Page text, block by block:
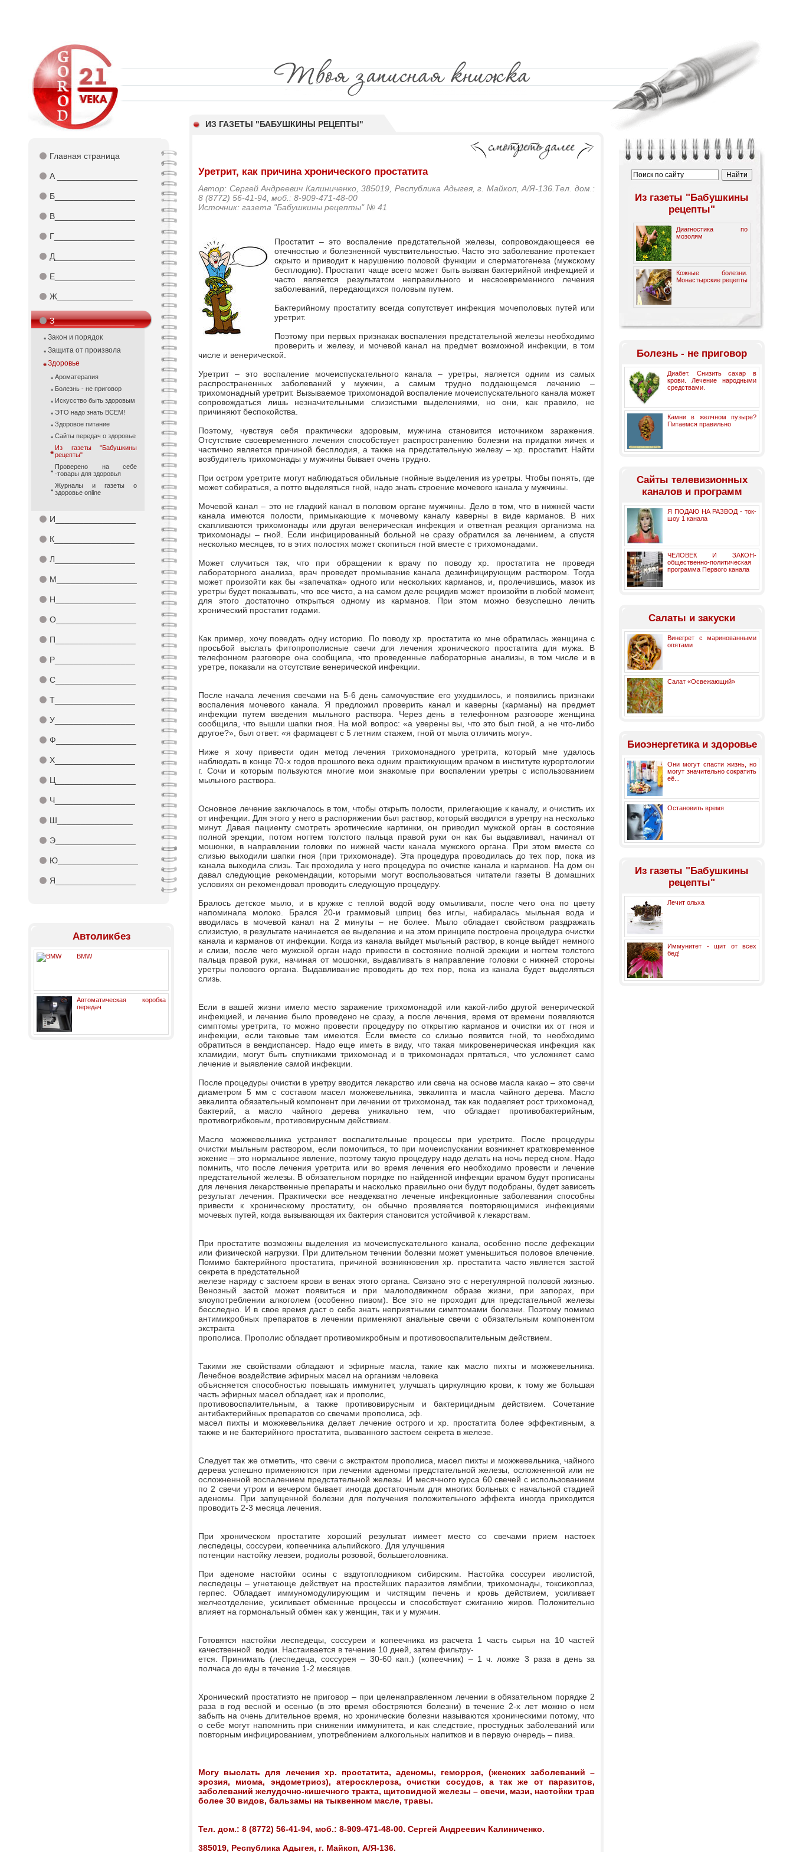
ИЗ ГАЗЕТЫ "БАБУШКИНЫ РЕЦЕПТЫ"
⚫ Главная страница
⚫ А _________________
⚫ Б_________________
⚫ В_________________
⚫ Г_________________
⚫ Д_________________
⚫ Е_________________
⚫ Ж________________
⚫З_________________
Закон и порядок
Защита от произвола
Здоровье
Ароматерапия
Болезнь - не приговор
Искусство быть здоровым
ЭТО надо знать ВСЕМ!
Здоровое питание
Сайты передач о здоровье
Из газеты "Бабушкины
рецепты"
Проверено на себе
-товары для здоровья
Журналы и газеты о
здоровье online
⚫ И_________________
⚫ К_________________
⚫ Л_________________
⚫ М_________________
⚫ Н_________________
⚫ О_________________
⚫ П_________________
⚫ Р_________________
⚫ С_________________
⚫ Т_________________
⚫ У_________________
⚫ Ф_________________
⚫ Х_________________
⚫ Ц_________________
⚫ Ч_________________
⚫ Ш________________
⚫ Э_________________
⚫ Ю_________________
⚫ Я_________________
Автоликбез
BMW
Автоматическая коробка
передач
Уретрит, как причина хронического простатита
Автор: Сергей Андреевич Калиниченко, 385019, Республика Адыгея, г. Майкоп, А/Я-136.Тел. дом.:
8 (8772) 56-41-94, моб.: 8-909-471-48-00
Источник: газета "Бабушкины рецепты" № 41
Простатит – это воспаление предстательной железы, сопровождающееся ее
отечностью и болезненной чувствительностью. Часто это заболевание протекает
скрыто и приводит к нарушению половой функции и сперматогенеза (мужскому
бесплодию). Простатит чаще всего может быть вызван бактерийной инфекцией и
часто является результатом неправильного и несвоевременного лечения
заболеваний, передающихся половым путем.
Бактерийному простатиту всегда сопутствует инфекция мочеполовых путей или
уретрит.
Поэтому при первых признаках воспаления предстательной железы необходимо
проверить и железу, и мочевой канал на предмет возможной инфекции, в том
числе и венерической.
Уретрит – это воспаление мочеиспускательного канала – уретры, является одним из самых
распространенных заболеваний у мужчин, а самым трудно поддающемся лечению –
трихомонадный уретрит. Вызываемое трихомонадой воспаление мочеиспускательного канала может
сопровождаться лишь незначительными слизистыми выделениями, но они, как правило, не
причиняют беспокойства.
Поэтому, чувствуя себя практически здоровым, мужчина становится источником заражения.
Отсутствие своевременного лечения способствует распространению болезни на придатки яичек и
частично является причиной бесплодия, а также на предстательную железу – хр. простатит. Найти
возбудитель трихомонады у мужчины бывает очень трудно.
При остром уретрите могут наблюдаться обильные гнойные выделения из уретры. Чтобы понять, где
может собираться, а потто выделяться гной, надо знать строение мочевого канала у мужчины.
Мочевой канал – это не гладкий канал в половом органе мужчины. Дело в том, что в нижней части
канала имеются полости, примыкающие к мочевому каналу каверны в виде карманов. В них
скапливаются трихомонады или другая венерическая инфекция и ответная реакция организма на
трихомонады – гной. Если инфицированный больной не сразу обратился за лечением, а спустя
несколько месяцев, то в этих полостях может скопиться гной вместе с трихомонадами.
Может случиться так, что при обращении к врачу по поводу хр. простатита не проведя
лабораторного анализа, врач проведет промывание канала дезинфицирующим раствором. Тогда
может произойти как бы «запечатка» одного или нескольких карманов, и, пролечившись, мазок из
уретры будет показывать, что все чисто, а на самом деле рецидив может произойти в любой момент,
для этого достаточно открыться одному из карманов. При этом можно безуспешно лечить
хронический простатит годами.
Как пример, хочу поведать одну историю. По поводу хр. простатита ко мне обратилась женщина с
просьбой выслать фитопрополисные свечи для лечения хронического простатита для мужа. В
телефонном разговоре она сообщила, что проведенные лабораторные анализы, в том числе и в
уретре, показали на отсутствие венерической инфекции.
После начала лечения свечами на 5-6 день самочувствие его ухудшилось, и появились признаки
воспаления мочевого канала. Я предложил проверить канал и каверны (карманы) на предмет
инфекции путем введения мыльного раствора. Через день в телефонном разговоре женщина
сообщила, что вышли шапки гноя. На мой вопрос: «а уверены вы, что это был гной, а не что-либо
другое?», был ответ: «я фармацевт с 5 летним стажем, гной от мыла отличить могу».
Ниже я хочу привести один метод лечения трихомонадного уретрита, который мне удалось
наблюдать в конце 70-х годов прошлого века одним практикующим врачом в институте курортологии
г. Сочи и которым пользуются многие мои знакомые при воспалении уретры с использованием
мыльного раствора.
Основное лечение заключалось в том, чтобы открыть полости, прилегающие к каналу, и очистить их
от инфекции. Для этого у него в распоряжении был раствор, который вводился в уретру на несколько
минут. Давая пациенту смотреть эротические картинки, он приводил мужской орган в состояние
полной эрекции, потом ногтем толстого пальца правой руки он как бы выдавливал, начинал от
мошонки, в направлении головки по нижней части канала мужского органа. При этом вместе со
слизью выходили шапки гноя (при трихомонаде). Эта процедура проводилась до тех пор, пока из
канала выходила слизь. Так проходила у него процедура по очистке канала и карманов. На дом он
давал следующие рекомендации, которыми могут воспользоваться читатели газеты В домашних
условиях он рекомендовал проводить следующую процедуру.
Бралось детское мыло, и в кружке с теплой водой воду омыливали, после чего она по цвету
напоминала молоко. Брался 20-и граммовый шприц без иглы, набиралась мыльная вода и
вводилась в мочевой канал на 2 минуты – не более. Мыло обладает свойством раздражать
слизистую, в результате начинается ее выделение и на этом принципе построена процедура очистки
канала и карманов от инфекции. Когда из канала выйдет мыльный раствор, в конце выйдет немного
и слизи, после чего мужской орган надо привести в состояние полной эрекции и ногтем толстого
пальца правой руки, начиная от мошонки, выдавливать в направление головки с нижней стороны
уретры полового органа. Выдавливание проводить до тех пор, пока из канала будет выделяться
слизь.
Если в вашей жизни имело место заражение трихомонадой или какой-либо другой венерической
инфекцией, и лечение было проведено не сразу, а после лечения, время от времени появляются
симптомы уретрита, то можно провести процедуру по открытию карманов и очистки их от гноя и
инфекции, если таковые там имеются. Если вместе со слизью появится гной, то необходимо
обратиться в вендиспансер. Надо еще иметь в виду, что такая микровенерическая инфекция как
хламидии, могут быть спутниками трихомонад и в трихомонадах прятаться, что усложняет само
лечение и выявление самой инфекции.
После процедуры очистки в уретру вводится лекарство или свеча на основе масла какао – это свечи
диаметром 5 мм с составом масел можжевельника, эвкалипта и масла чайного дерева. Масло
эвкалипта обязательный компонент при лечении от трихомонад, так как подавляет рост трихомонад,
бактерий, а масло чайного дерева уникально тем, что обладает противобактерийным,
противогрибковым, противовирусным действием.
Масло можжевельника устраняет воспалительные процессы при уретрите. После процедуры
очистки мыльным раствором, если помочиться, то при мочеиспускании возникнет кратковременное
жжение – это нормальное явление, поэтому такую процедуру надо делать на ночь перед сном. Надо
помнить, что после лечения уретрита или во время лечения его необходимо провести и лечение
предстательной железы. В обязательном порядке по найденной инфекции врачом будут прописаны
для лечения лекарственные препараты и насколько правильно они будут подобраны, будет зависеть
результат лечения. Практически все неадекватно леченые инфекционные заболевания способны
привести к хроническому простатиту, он обычно проявляется повторяющимися инфекциями
мочевых путей, когда вызывающая их бактерия становится устойчивой к лекарствам.
При простатите возможны выделения из мочеиспускательного канала, особенно после дефекации
или физической нагрузки. При длительном течении болезни может уменьшиться половое влечение.
Помимо бактерийного простатита, причиной возникновения хр. простатита часто является застой
секрета в предстательной
железе наряду с застоем крови в венах этого органа. Связано это с нерегулярной половой жизнью.
Венозный застой может появиться и при малоподвижном образе жизни, при запорах, при
злоупотреблении алкоголем (особенно пивом). Все это не проходит для предстательной железы
бесследно. И в свое время даст о себе знать неприятными симптомами болезни. Поэтому помимо
антимикробных препаратов в лечении применяют анальные свечи с обязательным компонентом
экстракта
прополиса. Прополис обладает противомикробным и противовоспалительным действием.
Такими же свойствами обладают и эфирные масла, такие как масло пихты и можжевельника.
Лечебное воздействие эфирных масел на организм человека
объясняется способностью повышать иммунитет, улучшать циркуляцию крови, к тому же большая
часть эфирных масел обладает, как и прополис,
противовоспалительным, а также противовирусным и бактерицидным действием. Сочетание
антибактерийных препаратов со свечами прополиса, эф.
масел пихты и можжевельника делает лечение острого и хр. простатита более эффективным, а
также и не бактерийного простатита, вызванного застоем секрета в железе.
Следует так же отметить, что свечи с экстрактом прополиса, масел пихты и можжевельника, чайного
дерева успешно применяются при лечении аденомы предстательной железы, осложненной или не
осложненной воспалением предстательной железы. И месячного курса 60 свечей с использованием
по 2 свечи утром и вечером бывает иногда достаточным для многих больных с начальной стадией
аденомы. При запущенной болезни для получения положительного эффекта иногда приходится
проводить 2-3 месяца лечения.
При хроническом простатите хороший результат иимеет место со свечами прием настоек
леспедецы, соссуреи, копеечника альпийского. Для улучшения
потенции настойку левзеи, родиолы розовой, большеголовника.
При аденоме настойки осины с вздутоплодником сибирским. Настойка соссуреи иволистой,
леспедецы – угнетающе действует на простейших паразитов лямблии, трихомонады, токсикоплаз,
герпес. Обладает иммуномодулирующим и чистящим печень и кровь действием, усиливает
желчеотделение, усиливает обменные процессы и способствует сжиганию жиров. Положительно
влияет на гормональный обмен как у женщин, так и у мужчин.
Готовятся настойки леспедецы, соссуреи и копеечника из расчета 1 часть сырья на 10 частей
качественной водки. Настаивается в течение 10 дней, затем фильтру-
ется. Принимать (леспедеца, соссурея – 30-60 кап.) (копеечник) – 1 ч. ложке 3 раза в день за
полчаса до еды в течение 1-2 месяцев.
Хронический простатиэто не приговор – при целенаправленном лечении в обязательном порядке 2
раза в год весной и осенью (в это время обостряются болезни) в течение 2-х лет можно о нем
забыть на очень длительное время, но хронические болезни называются хроническими потому, что
о себе могут напомнить при снижении иммунитета, и как следствие, простудных заболеваний или
повторным инфицированием, употреблением алкогольных напитков и в первую очередь – пива.
Могу выслать для лечения хр. простатита, аденомы, геморроя, (женских заболеваний –
эрозия, миома, эндометриоз), атеросклероза, очистки сосудов, а так же от паразитов,
заболеваний желудочно-кишечного тракта, щитовидной железы – свечи, мази, настойки трав
более 30 видов, бальзамы на тыквенном масле, травы.
Тел. дом.: 8 (8772) 56-41-94, моб.: 8-909-471-48-00. Сергей Андреевич Калиниченко.
385019, Республика Адыгея, г. Майкоп, А/Я-136.
Из газеты "Бабушкины
рецепты"
Диагностика по
мозолям
Кожные болезни.
Монастырские рецепты
Болезнь - не приговор
Диабет. Снизить сахар в
крови. Лечение народными
средствами.
Камни в желчном пузыре?
Питаемся правильно
Cайты телевизионных
каналов и программ
Я ПОДАЮ НА РАЗВОД - ток-
шоу 1 канала
ЧЕЛОВЕК И ЗАКОН-
общественно-политическая
программа Первого канала
Салаты и закуски
Винегрет с маринованными
опятами
Салат «Освежающий»
Биоэнергетика и здоровье
Они могут спасти жизнь, но
могут значительно сократить
её...
Остановить время
Из газеты "Бабушкины
рецепты"
Лечит ольха
Иммунитет - щит от всех
бед!